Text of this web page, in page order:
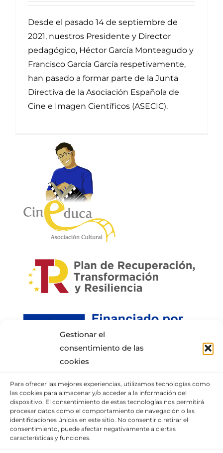
Gestionar el
consentimiento de las
cookies
Para ofrecer las mejores experiencias, utilizamos tecnologías como
las cookies para almacenar y/o acceder a la información del
dispositivo. El consentimiento de estas tecnologías nos permitirá
procesar datos como el comportamiento de navegación o las
identificaciones únicas en este sitio. No consentir o retirar el
consentimiento, puede afectar negativamente a ciertas
características y funciones.
Desde el pasado 14 de septiembre de
2021, nuestros Presidente y Director
pedagógico, Héctor García Monteagudo y
Francisco García García respetivamente,
han pasado a formar parte de la Junta
Directiva de la Asociación Española de
Cine e Imagen Científicos (ASECIC).
INFORMACIÓN DE CONTACTO
Puedes llamar al móvil:+34 652337807,
enviarnos un correo
o visita nuestra sección de contacto.